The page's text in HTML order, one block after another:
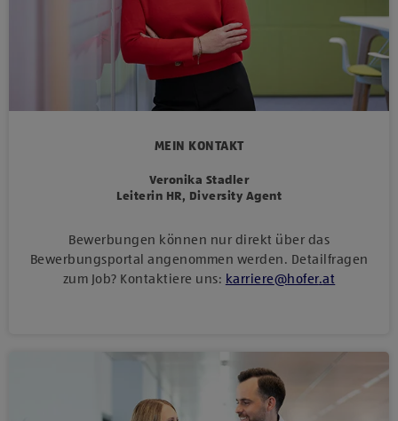
MEIN KONTAKT
Veronika Stadler
Leiterin HR, Diversity Agent
Bewerbungen können nur direkt über das
Bewerbungsportal angenommen werden. Detailfragen
zum Job? Kontaktiere uns: karriere@hofer.at